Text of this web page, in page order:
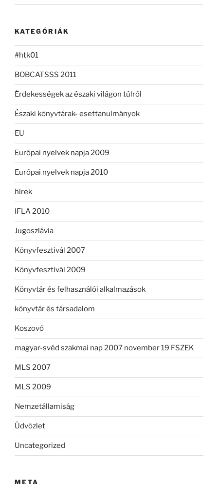
KATEGÓRIÁK
#htk01
BOBCATSSS 2011
Érdekességek az északi világon túlról
Északi könyvtárak- esettanulmányok
EU
Európai nyelvek napja 2009
Európai nyelvek napja 2010
hírek
IFLA 2010
Jugoszlávia
Könyvfesztivál 2007
Könyvfesztivál 2009
Könyvtár és felhasználói alkalmazások
könyvtár és társadalom
Koszovó
magyar-svéd szakmai nap 2007 november 19 FSZEK
MLS 2007
MLS 2009
Nemzetállamiság
Üdvözlet
Uncategorized
META